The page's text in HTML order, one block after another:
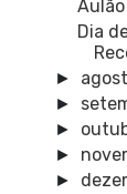
Dia
►
►
►
►
►